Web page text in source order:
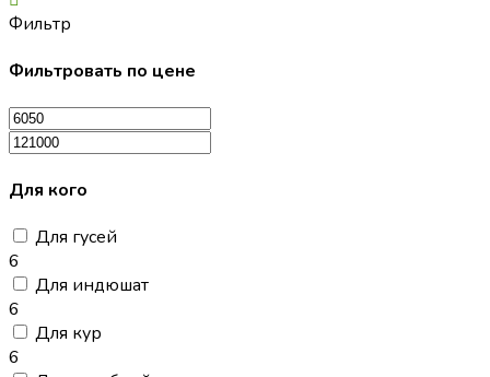
Фильтр
Фильтровать по цене
Для кого
Для гусей
6
Для индюшат
6
Для кур
6